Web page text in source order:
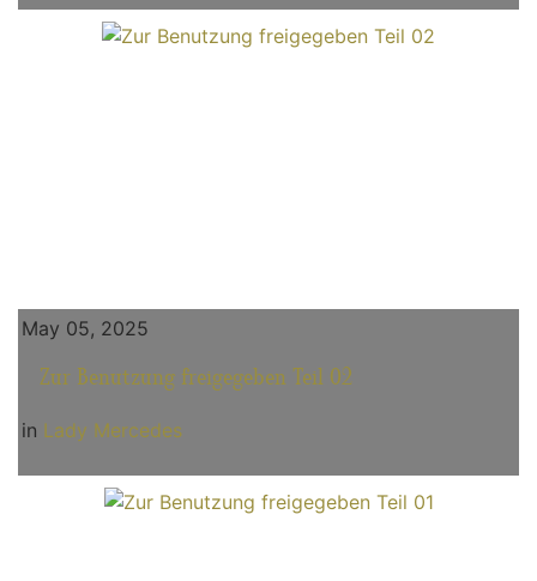
May 05, 2025
Zur Benutzung freigegeben Teil 02
in Lady Mercedes